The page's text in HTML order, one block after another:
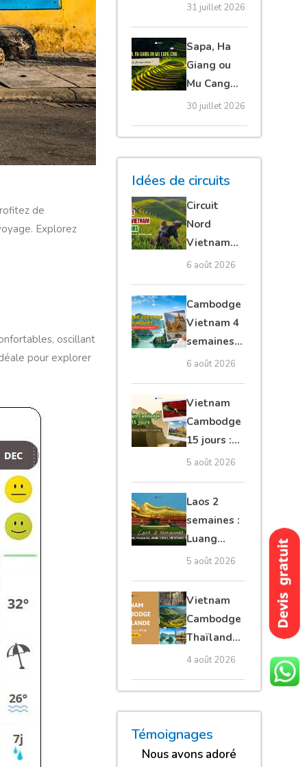
de
Explorez
oscillant
pour explorer
20 erreurs à
absolument
31 juillet 2026
Sapa, Ha
Giang ou
Mu Cang
Chai :
étape
choisir ?
30 juillet 2026
Idées de circuits
Circuit
Nord
Vietnam
15 jours :
loop en
moto, Ninh
Binh, Lan
6 août 2026
Cambodge
Vietnam 4
semaines :
Angkor,
secret &
Mékong
6 août 2026
Vietnam
Cambodge
15 jours :
Hanoi,
Angkor,
Tonlé Sap
5 août 2026
Laos 2
semaines :
Luang
Prabang,
Vieng,
Vientiane
privé
5 août 2026
Vietnam
Cambodge
Thaïlande
35 jours :
trésors
d’Asie
4 août 2026
Témoignages
Nous avons adoré
« Nous avons adoré
« Nous sommes
« Nous gardons une